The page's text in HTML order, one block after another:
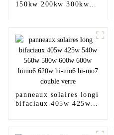
150kw 200kw 300kw
Système d'énergie
solaire à batterie
panneaux solaires longi
bifaciaux 405w 425w